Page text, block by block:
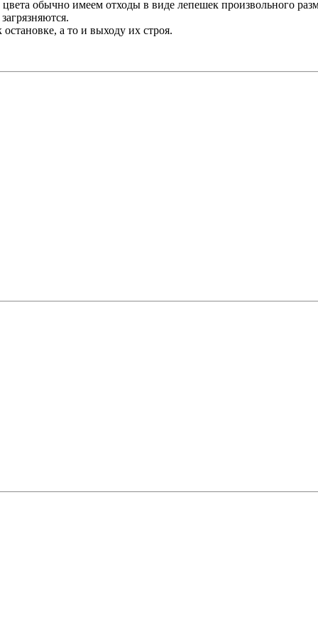
обычно имеем отходы в виде лепешек произвольного
а то и выходу их строя.